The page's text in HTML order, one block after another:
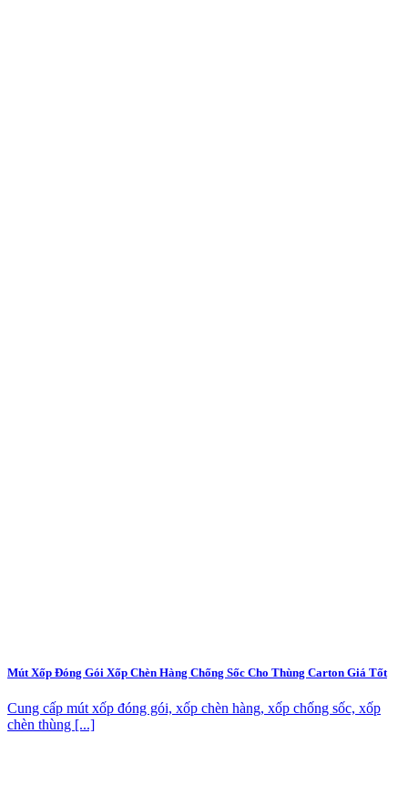
Mút Xốp Đóng Gói Xốp Chèn Hàng Chống Sốc Cho Thùng Carton Giá Tốt
Cung cấp mút xốp đóng gói, xốp chèn hàng, xốp chống sốc, xốp
chèn thùng [...]